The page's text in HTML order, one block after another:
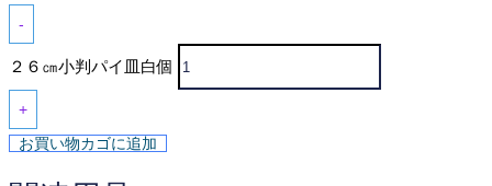
-
２６㎝小判パイ皿白個
+
お買い物カゴに追加